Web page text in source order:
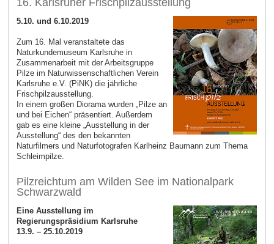
16. Karlsruher Frischpilzausstellung
5.10. und 6.10.2019
Zum 16. Mal veranstaltete das
Naturkundemuseum Karlsruhe in
Zusammenarbeit mit der Arbeitsgruppe
Pilze im Naturwissenschaftlichen Verein
Karlsruhe e.V. (PiNK) die jährliche
Frischpilzausstellung.
In einem großen Diorama wurden „Pilze an
und bei Eichen“ präsentiert. Außerdem
gab es eine kleine „Ausstellung in der
Ausstellung“ des den bekannten
Naturfilmers und Naturfotografen Karlheinz Baumann zum Thema
Schleimpilze.
Pilzreichtum am Wilden See im Nationalpark
Schwarzwald
Eine Ausstellung im
Regierungspräsidium Karlsruhe
13.9. – 25.10.2019